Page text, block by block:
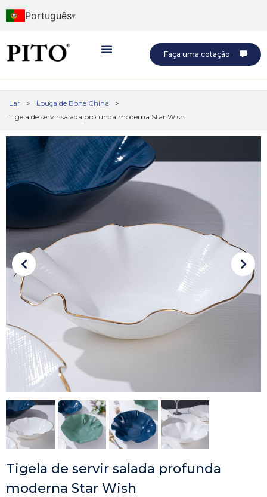
Português
Faça uma cotação
Lar > Louça de Bone China
>
Tigela de servir salada profunda moderna Star Wish
Tigela de servir salada profunda
moderna Star Wish